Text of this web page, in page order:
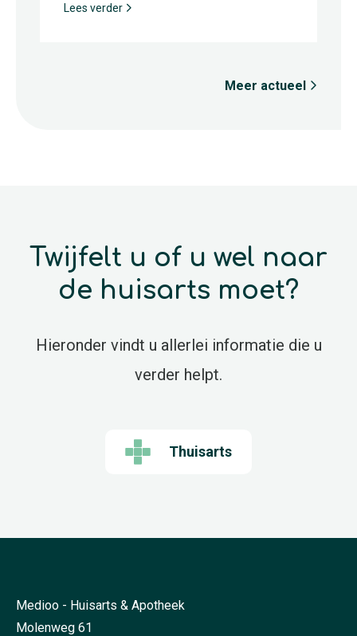
Lees verder
Meer actueel
Twijfelt u of u wel naar
de huisarts moet?
Hieronder vindt u allerlei informatie die u
verder helpt.
Thuisarts
Medioo - Huisarts & Apotheek
Molenweg 61